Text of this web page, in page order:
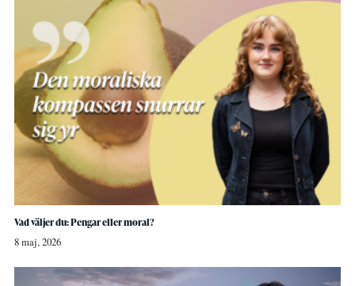
Vad väljer du: Pengar eller moral?
8 maj, 2026